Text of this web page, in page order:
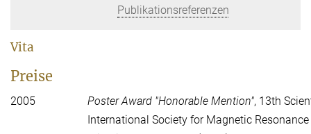
Publikationsreferenzen
Vita
Preise
2005 Poster Award "Honorable Mention", 13th
International Society for Magnetic